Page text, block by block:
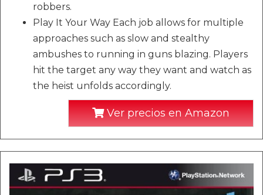
robbers.
Play It Your Way Each job allows for multiple
approaches such as slow and stealthy
ambushes to running in guns blazing. Players
hit the target any way they want and watch as
the heist unfolds accordingly.
Ver precios en Amazon